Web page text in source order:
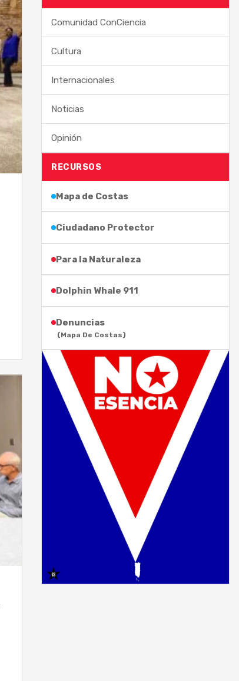
Comunidad ConCiencia
Cultura
Internacionales
Noticias
Opinión
RECURSOS
Mapa de Costas
Ciudadano Protector
Para la Naturaleza
Dolphin Whale 911
Denuncias
(Mapa De Costas)